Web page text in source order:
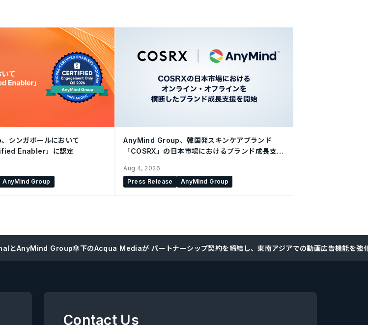
シンガポールにおいて
Enabler」に認定
AnyMind Group
AnyMind Group、韓国発スキンケアブランド
「COSRX」の日本市場におけるブランド成長支援
Aug 4, 2026
Press Release
AnyMind Group
とAnyMind Group傘下のAcqua Mediaが パートナーシップ契約を締結し、東南アジアでの動画広告機能を強
Contact Us